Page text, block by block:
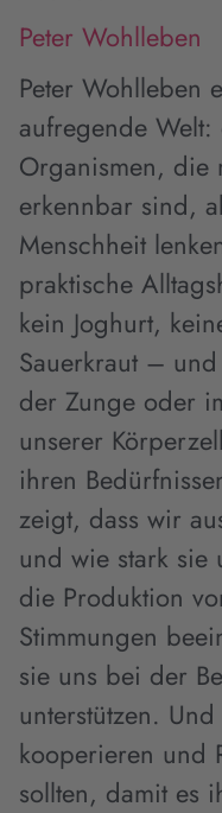
Peter Wohlleben
Peter Wohlleben
aufregende
Organismen, die
erkennbar sind,
Menschheit
praktische
kein Joghurt,
Sauerkraut –
der Zunge oder
unserer
ihren
zeigt, dass wir
und wie stark sie
die Produktion
Stimmungen
sie uns bei der
unterstützen.
kooperieren und
sollten, damit es